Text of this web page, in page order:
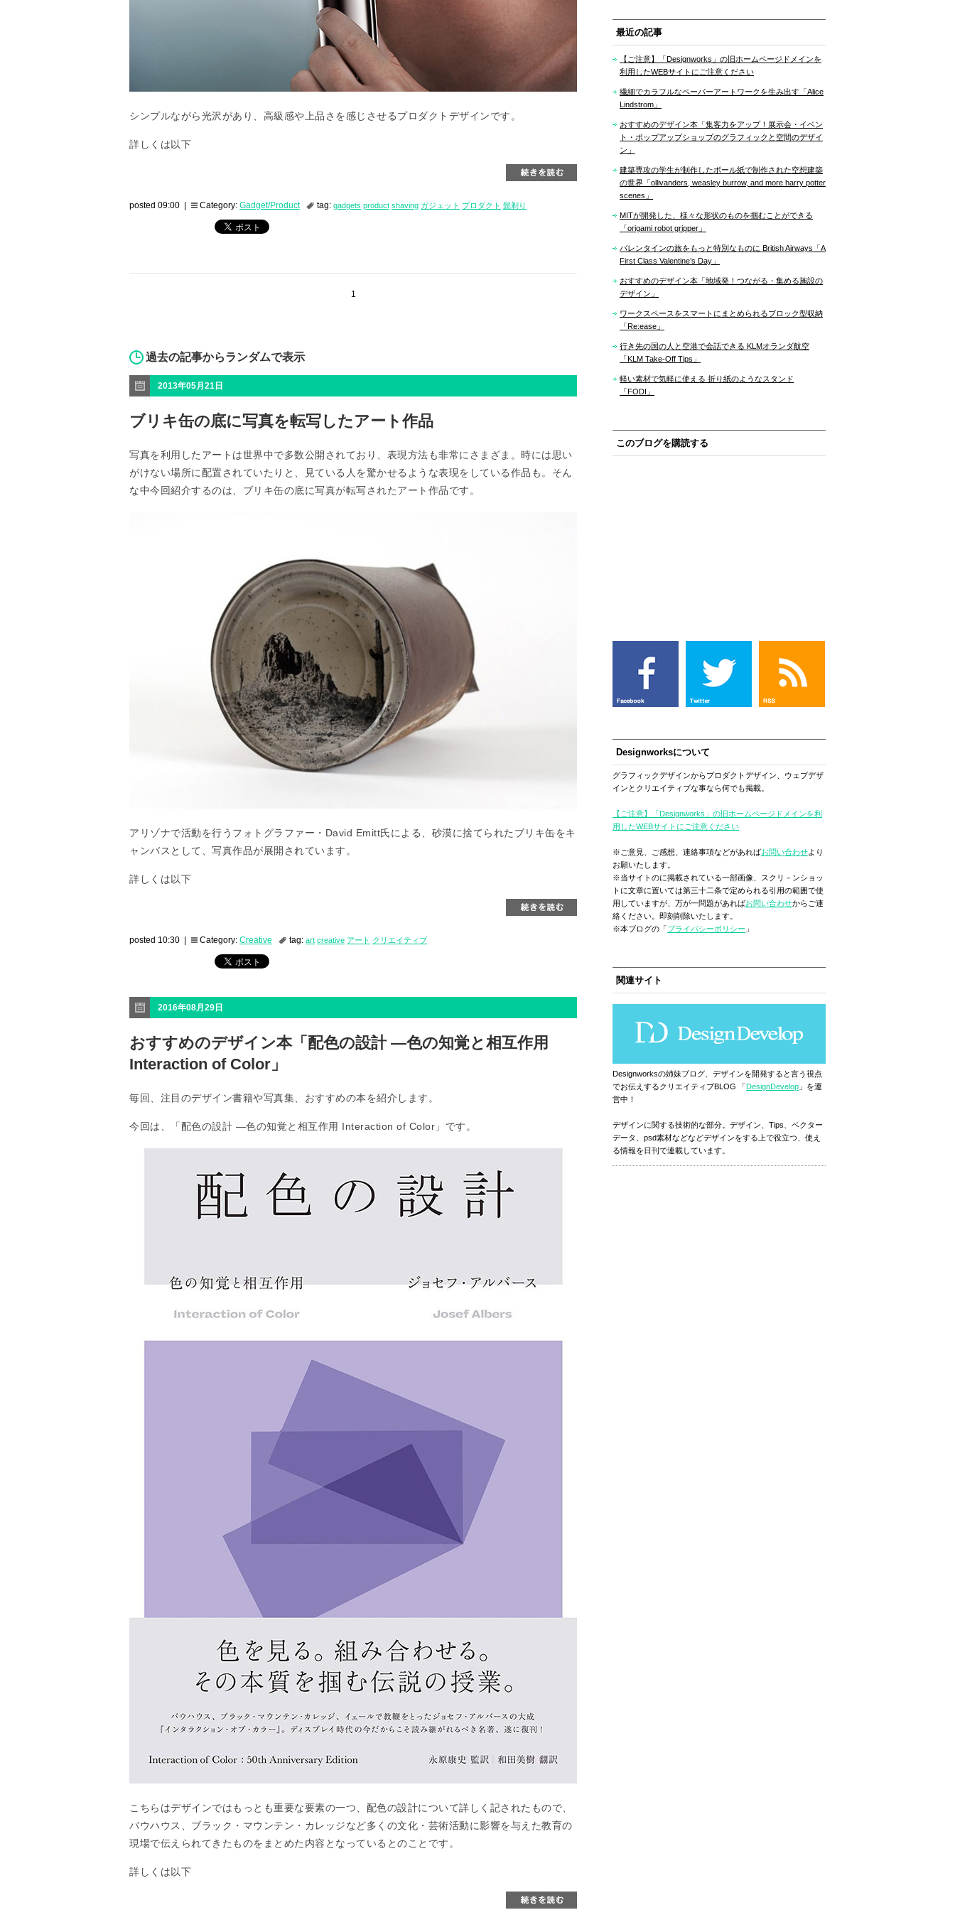
シンプルながら光沢があり、高級感や上品さを感じさせるプロダクトデザインです。
詳しくは以下
posted 09:00 | Category: Gadget/Product tag: gadgets product shaving ガジェット プロダクト 髭剃り
1
過去の記事からランダムで表示
2013年05月21日
ブリキ缶の底に写真を転写したアート作品
写真を利用したアートは世界中で多数公開されており、表現方法も非常にさまざま。時には思い
がけない場所に配置されていたりと、見ている人を驚かせるような表現をしている作品も。そん
な中今回紹介するのは、ブリキ缶の底に写真が転写されたアート作品です。
アリゾナで活動を行うフォトグラファー・David Emitt氏による、砂漠に捨てられたブリキ缶をキ
ャンバスとして、写真作品が展開されています。
詳しくは以下
posted 10:30 | Category: Creative tag: art creative アート クリエイティブ
2016年08月29日
おすすめのデザイン本「配色の設計 ―色の知覚と相互作用
Interaction of Color」
毎回、注目のデザイン書籍や写真集、おすすめの本を紹介します。
今回は、「配色の設計 ―色の知覚と相互作用 Interaction of Color」です。
こちらはデザインではもっとも重要な要素の一つ、配色の設計について詳しく記されたもので、
バウハウス、ブラック・マウンテン・カレッジなど多くの文化・芸術活動に影響を与えた教育の
現場で伝えられてきたものをまとめた内容となっているとのことです。
詳しくは以下
最近の記事
【ご注意】「Designworks」の旧ホームページドメインを
利用したWEBサイトにご注意ください
繊細でカラフルなペーパーアートワークを生み出す「Alice
Lindstrom」
おすすめのデザイン本「集客力をアップ！展示会・イベン
ト・ポップアップショップのグラフィックと空間のデザイ
ン」
建築専攻の学生が制作したボール紙で制作された空想建築
の世界「ollivanders, weasley burrow, and more harry potter
scenes」
MITが開発した、様々な形状のものを掴むことができる
「origami robot gripper」
バレンタインの旅をもっと特別なものに British Airways「A
First Class Valentine’s Day」
おすすめのデザイン本「地域発！つながる・集める施設の
デザイン」
ワークスペースをスマートにまとめられるブロック型収納
「Re:ease」
行き先の国の人と空港で会話できる KLMオランダ航空
「KLM Take-Off Tips」
軽い素材で気軽に使える 折り紙のようなスタンド
「FODI」
このブログを購読する
Designworksについて
グラフィックデザインからプロダクトデザイン、ウェブデザ
インとクリエイティブな事なら何でも掲載。
【ご注意】「Designworks」の旧ホームページドメインを利
用したWEBサイトにご注意ください
※ご意見、ご感想、連絡事項などがあればお問い合わせより
お願いたします。
※当サイトのに掲載されている一部画像、スクリ－ンショッ
トに文章に置いては第三十二条で定められる引用の範囲で使
用していますが、万が一問題があればお問い合わせからご連
絡ください。即刻削除いたします。
※本ブログの「プライバシーポリシー 」
関連サイト
Designworksの姉妹ブログ、デザインを開発すると言う視点
でお伝えするクリエイティブBLOG 「DesignDevelop 」を運
営中！
デザインに関する技術的な部分。デザイン、Tips、ベクター
データ、psd素材などなどデザインをする上で役立つ、使え
る情報を日刊で連載しています。